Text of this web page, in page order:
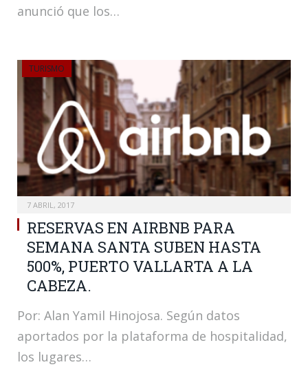
anunció que los…
TURISMO
7 ABRIL, 2017
RESERVAS EN AIRBNB PARA
SEMANA SANTA SUBEN HASTA
500%, PUERTO VALLARTA A LA
CABEZA.
Por: Alan Yamil Hinojosa. Según datos
aportados por la plataforma de hospitalidad,
los lugares…